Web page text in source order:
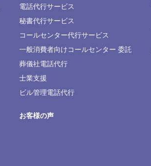
電話代行サービス
秘書代行サービス
コールセンター代行サービス
一般消費者向けコールセンター 委託
葬儀社電話代行
士業支援
ビル管理電話代行
お客様の声